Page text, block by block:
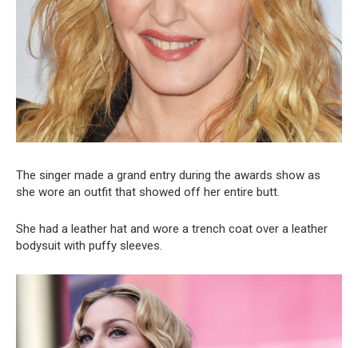
The singer made a grand entry during the awards show as
she wore an outfit that showed off her entire butt.
She had a leather hat and wore a trench coat over a leather
bodysuit with puffy sleeves.